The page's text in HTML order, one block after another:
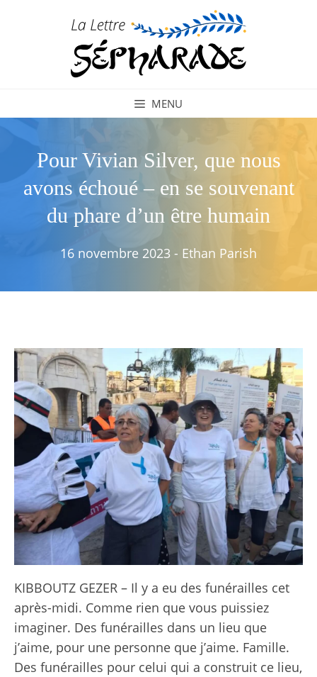
MENU
Pour Vivian Silver, que nous
avons échoué – en se souvenant
du phare d’un être humain
16 novembre 2023 - Ethan Parish
KIBBOUTZ GEZER – Il y a eu des funérailles cet
après-midi. Comme rien que vous puissiez
imaginer. Des funérailles dans un lieu que
j’aime, pour une personne que j’aime. Famille.
Des funérailles pour celui qui a construit ce lieu,